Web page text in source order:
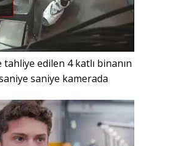
edilen 4 katlı binanın
saniye kamerada